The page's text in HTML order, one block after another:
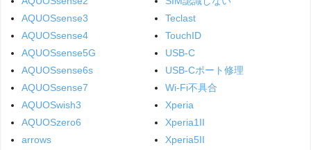
AQUOSsense3
AQUOSsense4
AQUOSsense5G
AQUOSsense6s
AQUOSsense7
AQUOSwish3
AQUOSzero6
arrows
Teclast
TouchID
USB-C
USB-Cポート修理
Wi-Fi不具合
Xperia
Xperia1II
Xperia5II